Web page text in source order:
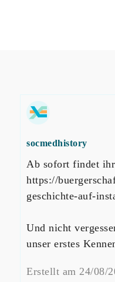
socmedhistory
Ab sofort findet
https://
geschichte-auf-
Und nicht
unser erstes
Erstellt am 24/08/